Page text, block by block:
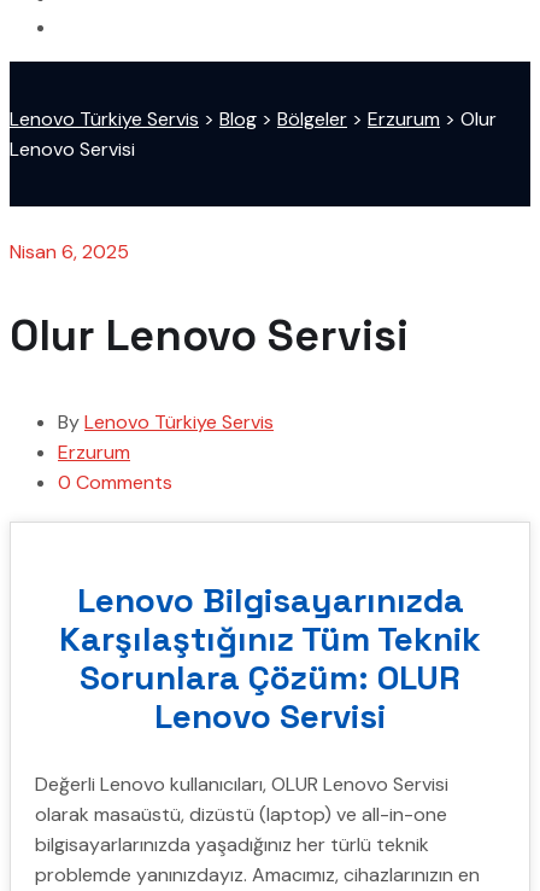
Lenovo Türkiye Servis > Blog > Bölgeler > Erzurum > Olur
Lenovo Servisi
Nisan 6, 2025
Olur Lenovo Servisi
ByLenovo Türkiye Servis
Erzurum
0 Comments
Lenovo Bilgisayarınızda
Karşılaştığınız Tüm Teknik
Sorunlara Çözüm: OLUR
Lenovo Servisi
Değerli Lenovo kullanıcıları, OLUR Lenovo Servisi
olarak masaüstü, dizüstü (laptop) ve all-in-one
bilgisayarlarınızda yaşadığınız her türlü teknik
problemde yanınızdayız. Amacımız, cihazlarınızın en